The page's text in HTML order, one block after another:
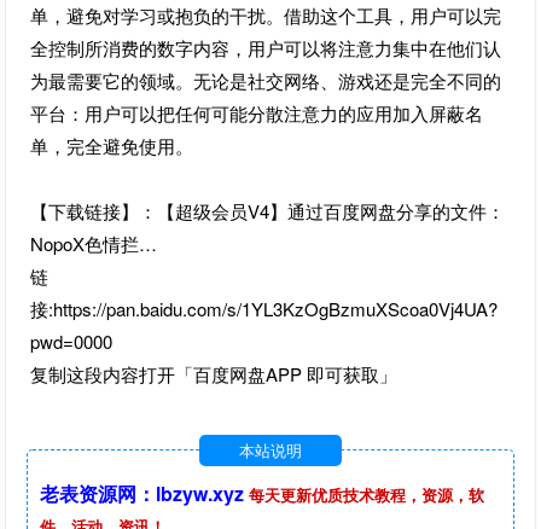
单，避免对学习或抱负的干扰。借助这个工具，用户可以完
全控制所消费的数字内容，用户可以将注意力集中在他们认
为最需要它的领域。无论是社交网络、游戏还是完全不同的
平台：用户可以把任何可能分散注意力的应用加入屏蔽名
单，完全避免使用。
【下载链接】：【超级会员V4】通过百度网盘分享的文件：
NopoX色情拦…
链
接:https://pan.baidu.com/s/1YL3KzOgBzmuXScoa0Vj4UA?
pwd=0000
复制这段内容打开「百度网盘APP 即可获取」
本站说明
老表资源网：lbzyw.xyz 每天更新优质技术教程，资源，软